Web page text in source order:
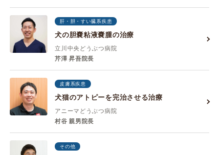
肝・胆・すい臓系疾患
犬の胆嚢粘液嚢腫の治療
立川中央どうぶつ病院
芹澤 昇吾院長
皮膚系疾患
犬猫のアトピーを完治させる治療
アニーマどうぶつ病院
村谷 親男院長
その他